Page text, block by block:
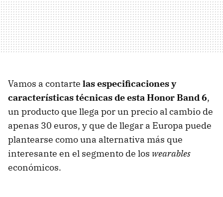
Vamos a contarte las especificaciones y
características técnicas de esta Honor Band 6,
un producto que llega por un precio al cambio de
apenas 30 euros, y que de llegar a Europa puede
plantearse como una alternativa más que
interesante en el segmento de los wearables
económicos.